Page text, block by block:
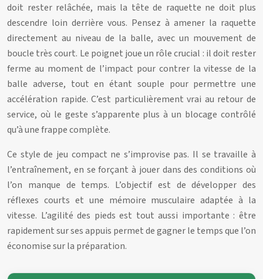
doit rester relâchée, mais la tête de raquette ne doit plus
descendre loin derrière vous. Pensez à amener la raquette
directement au niveau de la balle, avec un mouvement de
boucle très court. Le poignet joue un rôle crucial : il doit rester
ferme au moment de l’impact pour contrer la vitesse de la
balle adverse, tout en étant souple pour permettre une
accélération rapide. C’est particulièrement vrai au retour de
service, où le geste s’apparente plus à un blocage contrôlé
qu’à une frappe complète.
Ce style de jeu compact ne s’improvise pas. Il se travaille à
l’entraînement, en se forçant à jouer dans des conditions où
l’on manque de temps. L’objectif est de développer des
réflexes courts et une mémoire musculaire adaptée à la
vitesse. L’agilité des pieds est tout aussi importante : être
rapidement sur ses appuis permet de gagner le temps que l’on
économise sur la préparation.